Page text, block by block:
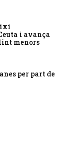
i avança
menors
per part de